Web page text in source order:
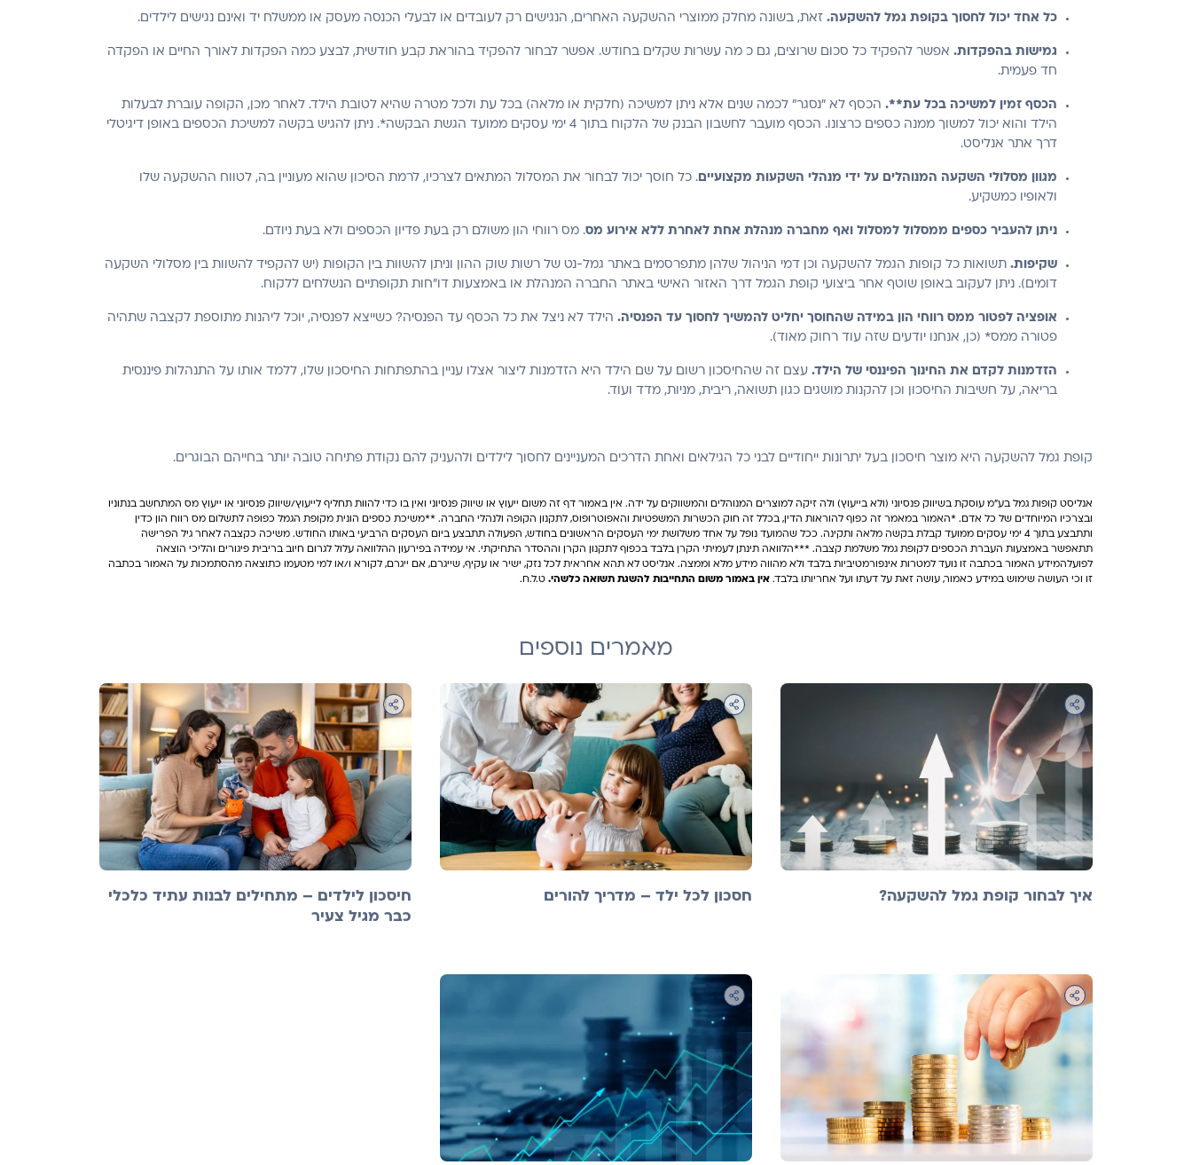
כל אחד יכול לחסוך בקופת גמל להשקעה. זאת, בשונה מחלק ממוצרי ההשקעה האחרים, הנגישים רק לעובדים או לבעלי הכנסה מעסק או ממשלח יד ואינם נגישים לילדים.
גמישות בהפקדות. אפשר להפקיד כל סכום שרוצים, גם כ מה עשרות שקלים בחודש. אפשר לבחור להפקיד בהוראת קבע חודשית, לבצע כמה הפקדות לאורך החיים או הפקדה
חד פעמית.
הכסף זמין למשיכה בכל עת**. הכסף לא "נסגר" לכמה שנים אלא ניתן למשיכה (חלקית או מלאה) בכל עת ולכל מטרה שהיא לטובת הילד. לאחר מכן, הקופה עוברת לבעלות
הילד והוא יכול למשוך ממנה כספים כרצונו. הכסף מועבר לחשבון הבנק של הלקוח בתוך 4 ימי עסקים ממועד הגשת הבקשה*. ניתן להגיש בקשה למשיכת הכספים באופן דיגיטלי
דרך אתר אנליסט.
מגוון מסלולי השקעה המנוהלים על ידי מנהלי השקעות מקצועיים . כל חוסך יכול לבחור את המסלול המתאים לצרכיו, לרמת הסיכון שהוא מעוניין בה, לטווח ההשקעה שלו
ולאופיו כמשקיע.
ניתן להעביר כספים ממסלול למסלול ואף מחברה מנהלת אחת לאחרת ללא אירוע מס. מס רווחי הון משולם רק בעת פדיון הכספים ולא בעת ניודם.
שקיפות. תשואות כל קופות הגמל להשקעה וכן דמי הניהול שלהן מתפרסמים באתר גמל-נט של רשות שוק ההון וניתן להשוות בין הקופות (יש להקפיד להשוות בין מסלולי השקעה
דומים). ניתן לעקוב באופן שוטף אחר ביצועי קופת הגמל דרך האזור האישי באתר החברה המנהלת או באמצעות דו"חות תקופתיים הנשלחים ללקוח.
אופציה לפטור ממס רווחי הון במידה שהחוסך יחליט להמשיך לחסוך עד הפנסיה. הילד לא ניצל את כל הכסף עד הפנסיה? כשייצא לפנסיה, יוכל ליהנות מתוספת לקצבה שתהיה
פטורה ממס* (כן, אנחנו יודעים שזה עוד רחוק מאוד).
הזדמנות לקדם את החינוך הפיננסי של הילד. עצם זה שהחיסכון רשום על שם הילד היא הזדמנות ליצור אצלו עניין בהתפתחות החיסכון שלו, ללמד אותו על התנהלות פיננסית
בריאה, על חשיבות החיסכון וכן להקנות מושגים כגון תשואה, ריבית, מניות, מדד ועוד.
קופת גמל להשקעה היא מוצר חיסכון בעל יתרונות ייחודיים לבני כל הגילאים ואחת הדרכים המעניינים לחסוך לילדים ולהעניק להם נקודת פתיחה טובה יותר בחייהם הבוגרים.
אנליסט קופות גמל בע"מ עוסקת בשיווק פנסיוני (ולא בייעוץ) ולה זיקה למוצרים המנוהלים והמשווקים על ידה. אין באמור דף זה משום ייעוץ או שיווק פנסיוני ואין בו כדי להוות תחליף לייעוץ/שיווק פנסיוני או ייעוץ מס המתחשב בנתוניו
ובצרכיו המיוחדים של כל אדם. *האמור במאמר זה כפוף להוראות הדין, בכלל זה חוק הכשרות המשפטיות והאפוטרופוס, לתקנון הקופה ולנהלי החברה. **משיכת כספים הונית מקופת הגמל כפופה לתשלום מס רווח הון כדין
ותתבצע בתוך 4 ימי עסקים ממועד קבלת בקשה מלאה ותקינה. ככל שהמועד נופל על אחד משלושת ימי העסקים הראשונים בחודש, הפעולה תתבצע ביום העסקים הרביעי באותו החודש. משיכה כקצבה לאחר גיל הפרישה
תתאפשר באמצעות העברת הכספים לקופת גמל משלמת קצבה. ***הלוואה תינתן לעמיתי הקרן בלבד בכפוף לתקנון הקרן וההסדר התחיקתי. אי עמידה בפירעון ההלוואה עלול לגרום חיוב בריבית פיגורים והליכי הוצאה
לפועלהמידע האמור בכתבה זו נועד למטרות אינפורמטיביות בלבד ולא מהווה מידע מלא וממצה. אנליסט לא תהא אחראית לכל נזק, ישיר או עקיף, שייגרם, אם ייגרם, לקורא ו/או למי מטעמו כתוצאה מהסתמכות על האמור בכתבה
זו וכי העושה שימוש במידע כאמור, עושה זאת על דעתו ועל אחריותו בלבד. אין באמור משום התחייבות להשגת תשואה כלשהי. ט.ל.ח.
מאמרים נוספים
איך לבחור קופת גמל להשקעה? חסכון לכל ילד – מדריך להורים
חיסכון לילדים – מתחילים לבנות עתיד כלכלי
כבר מגיל צעיר